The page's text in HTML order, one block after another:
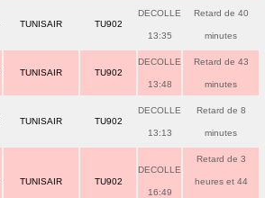
TUNISAIR TU902
DECOLLE
13:35
Retard de 40
minutes
TUNISAIR TU902
DECOLLE
13:48
Retard de 43
minutes
TUNISAIR TU902
DECOLLE
13:13
Retard de 8
minutes
TUNISAIR TU902
DECOLLE
16:49
Retard de 3
heures et 44